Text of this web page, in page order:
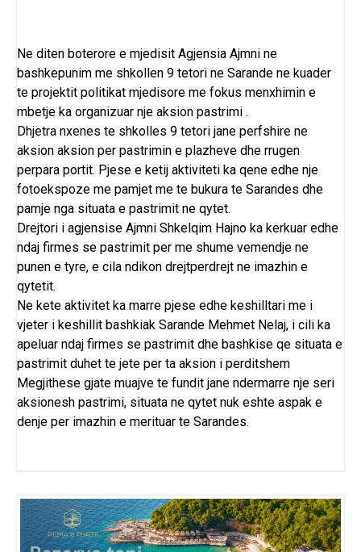
Ne diten boterore e mjedisit Agjensia Ajmni ne
bashkepunim me shkollen 9 tetori ne Sarande ne kuader
te projektit politikat mjedisore me fokus menxhimin e
mbetje ka organizuar nje aksion pastrimi .
Dhjetra nxenes te shkolles 9 tetori jane perfshire ne
aksion aksion per pastrimin e plazheve dhe rrugen
perpara portit. Pjese e ketij aktiviteti ka qene edhe nje
fotoekspoze me pamjet me te bukura te Sarandes dhe
pamje nga situata e pastrimit ne qytet.
Drejtori i agjensise Ajmni Shkelqim Hajno ka kerkuar edhe
ndaj firmes se pastrimit per me shume vemendje ne
punen e tyre, e cila ndikon drejtperdrejt ne imazhin e
qytetit.
Ne kete aktivitet ka marre pjese edhe keshilltari me i
vjeter i keshillit bashkiak Sarande Mehmet Nelaj, i cili ka
apeluar ndaj firmes se pastrimit dhe bashkise qe situata e
pastrimit duhet te jete per ta aksion i perditshem
Megjithese gjate muajve te fundit jane ndermarre nje seri
aksionesh pastrimi, situata ne qytet nuk eshte aspak e
denje per imazhin e merituar te Sarandes.